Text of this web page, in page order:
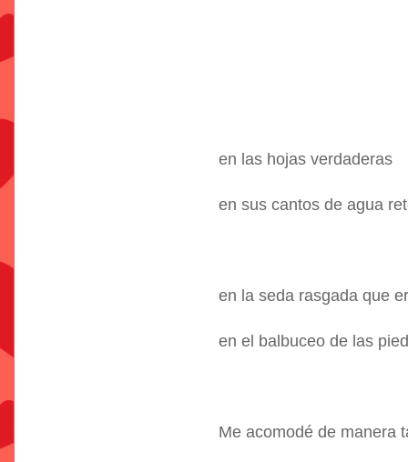
en las hojas verdaderas
en sus cantos de agua
en la seda rasgada que
en el balbuceo de las
Me acomodé de manera